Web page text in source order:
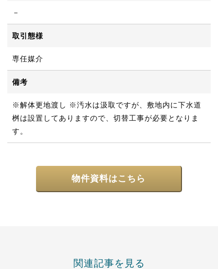
－
取引態様
専任媒介
備考
※解体更地渡し ※汚⽔は汲取ですが、敷地内に下⽔道
桝は設置してありますので、切替⼯事が必要となりま
す。
物件資料はこちら
関連記事を見る